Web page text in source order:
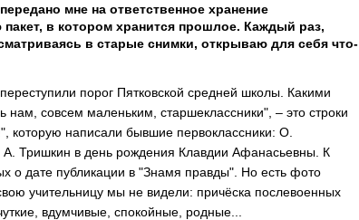
мне на ответственное хранение
в котором хранится прошлое. Каждый раз,
в старые снимки, открываю для себя что-
порог Пятковской средней школы. Какими
нам, совсем маленьким, старшеклассники", – это строки
которую написали бывшие первоклассники: О.
А. Тришкин в день рождения Клавдии Афанасьевны. К
о дате публикации в "Знамя правды". Но есть фото
учительницу мы не видели: причёска послевоенных
вдумчивые, спокойные, родные...